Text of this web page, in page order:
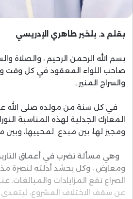
بقلم د. بلخير طاهري الإدريسي
بسم الله الرحمن الرحيم ، والصلاة
صاحب اللواء المعقود في كل وقت
والسراج المنير…
في كل سنة من مولده صلى الله
المعارك الجدلية لهذه المناسبة
ومجيز لها، بين مبدع لمحييها، وبين
وهي مسألة تضرب في أعماق
ومعارض ، وكل يحشد أدلته لنصرة
الصراع تقع المزايادات والمبالغات.
عن سقف الاختلاف المشروع،